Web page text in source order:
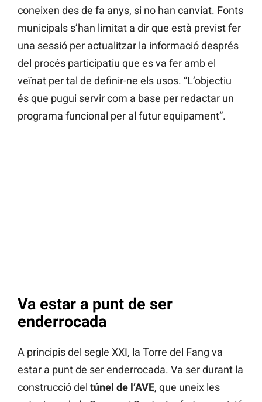
coneixen des de fa anys, si no han canviat. Fonts
municipals s’han limitat a dir que està previst fer
una sessió per actualitzar la informació després
del procés participatiu que es va fer amb el
veïnat per tal de definir-ne els usos. “L’objectiu
és que pugui servir com a base per redactar un
programa funcional per al futur equipament”.
Va estar a punt de ser
enderrocada
A principis del segle XXI, la Torre del Fang va
estar a punt de ser enderrocada. Va ser durant la
construcció del túnel de l’AVE, que uneix les